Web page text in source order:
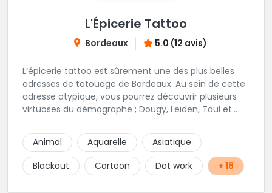
L'Épicerie Tattoo
Bordeaux 5.0 (12 avis)
L’épicerie tattoo est sûrement une des plus belles
adresses de tatouage de Bordeaux. Au sein de cette
adresse atypique, vous pourrez découvrir plusieurs
virtuoses du démographe ; Dougy, Leïden, Taul et
enfant et sympathique, vous pourrez demander
conseil pour votre tattoo. N'hésitez plus une seconde
pour rencontrer cette belle équipe !
Animal Aquarelle
Asiatique
Blackout
Cartoon Dot work + 18